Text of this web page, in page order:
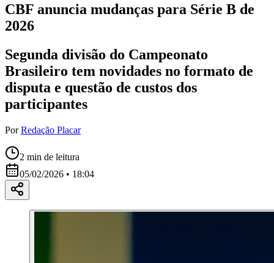
CBF anuncia mudanças para Série B de
2026
Segunda divisão do Campeonato
Brasileiro tem novidades no formato de
disputa e questão de custos dos
participantes
Por Redação Placar
2 min de leitura
05/02/2026 • 18:04